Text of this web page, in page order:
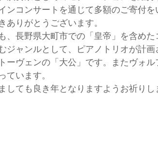
ンコンサートを通じて多額のご寄付
ありがとうございます。
、長野県大町市での「皇帝」を含め
ジャンルとして、ピアノトリオが計
ーヴェンの「大公」です。またヴォ
ています。
しても良き年となりますようお祈りし